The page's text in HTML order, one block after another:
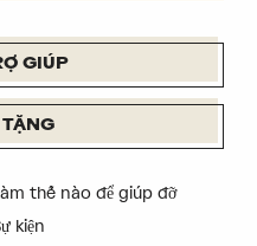
GIÚP
thế nào để giúp đỡ
kiện